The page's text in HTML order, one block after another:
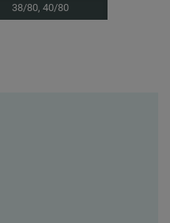
38/80, 40/80